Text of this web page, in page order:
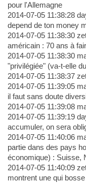
pour l'Allemagne
2014-07-05 11:38:28
depend de ton money
2014-07-05 11:38:30
américain : 70 ans à
2014-07-05 11:38:30
"privilégiée" (va-t-elle
2014-07-05 11:38:37
2014-07-05 11:39:05
il faut sans doute
2014-07-05 11:39:08
2014-07-05 11:39:19
accumuler, on sera
2014-07-05 11:40:06
partie dans des pays
économique) : Suisse,
2014-07-05 11:40:09
montrent une qui